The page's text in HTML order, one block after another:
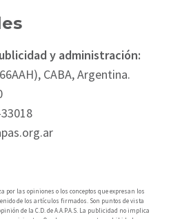
y administración:
CABA, Argentina.
por las opiniones o los conceptos que expresan los
de los artículos firmados. Son puntos de vista
de la C.D. de A.A.P.A.S. La publicidad no implica